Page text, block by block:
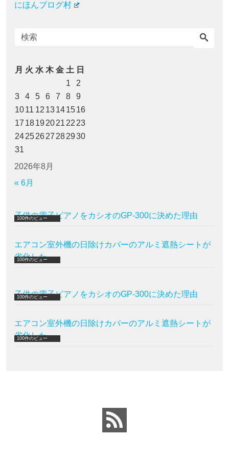
にほんブログ村
2026年8月
月 火 水 木 金 土 日
1
2
3
4 5 6 7 8
9
1011 12 13141516
17 18192021 22 23
24252627 282930
31
« 6月
子供の電子ピアノをカシオのGP-300に決めた理由
100件のビュー
エアコン室外機の日除けカバーのアルミ遮熱シートが
劣化した
100件のビュー
子供の電子ピアノをカシオのGP-300に決めた理由
100件のビュー
エアコン室外機の日除けカバーのアルミ遮熱シートが
劣化した
100件のビュー